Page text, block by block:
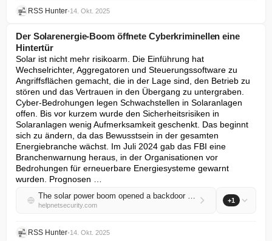
RSS Hunter•14. Okt. 2025
Der Solarenergie-Boom öffnete Cyberkriminellen eine
Hintertür
Solar ist nicht mehr risikoarm. Die Einführung hat
Wechselrichter, Aggregatoren und Steuerungssoftware zu
Angriffsflächen gemacht, die in der Lage sind, den Betrieb zu
stören und das Vertrauen in den Übergang zu untergraben.
Cyber-Bedrohungen legen Schwachstellen in Solaranlagen
offen. Bis vor kurzem wurde den Sicherheitsrisiken in
Solaranlagen wenig Aufmerksamkeit geschenkt. Das beginnt
sich zu ändern, da das Bewusstsein in der gesamten
Energiebranche wächst. Im Juli 2024 gab das FBI eine
Branchenwarnung heraus, in der Organisationen vor
Bedrohungen für erneuerbare Energiesysteme gewarnt
wurden. Prognosen …
The solar power boom opened a backdoor for cybercriminals
helpnetsecurity.com
+1
RSS Hunter•14. Okt. 2025